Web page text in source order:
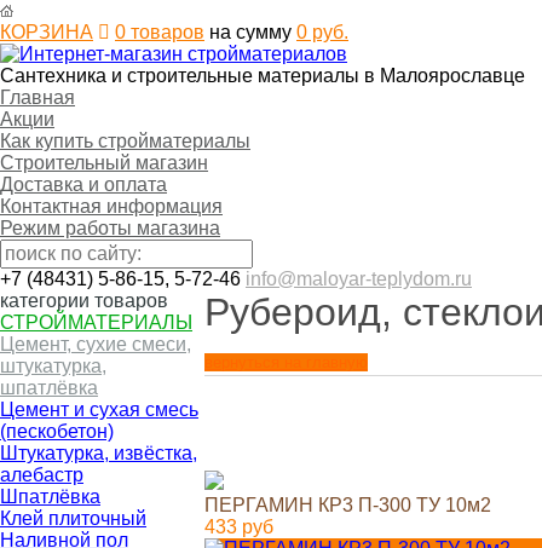
КОРЗИНА 0 товаров на сумму 0 руб.
Сантехника и строительные материалы в Малоярославце
Главная
Акции
Как купить стройматериалы
Строительный магазин
Доставка и оплата
Контактная информация
Режим работы магазина
+7 (48431) 5-86-15, 5-72-46 info@maloyar-teplydom.ru
категории товаров
СТРОЙМАТЕРИАЛЫ
Цемент, сухие смеси,
штукатурка,
шпатлёвка
Цемент и сухая смесь
(пескобетон)
Штукатурка, извёстка,
алебастр
Шпатлёвка
Клей плиточный
Наливной пол
Рубероид,
ПЕРГАМИН КР3 П-300 ТУ 10м2
433 руб